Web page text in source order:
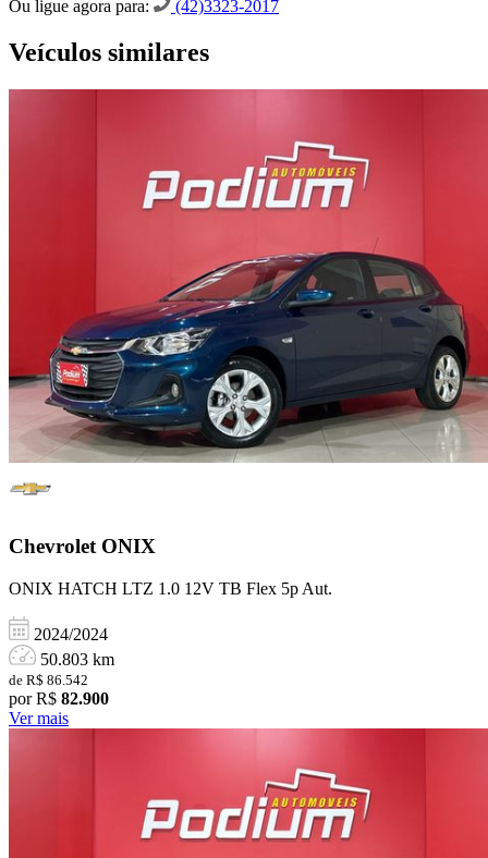
Ou ligue agora para: (42)3323-2017
Veículos similares
Chevrolet ONIX
ONIX HATCH LTZ 1.0 12V TB Flex 5p Aut.
2024/2024
50.803 km
de R$ 86.542
por R$ 82.900
Ver mais